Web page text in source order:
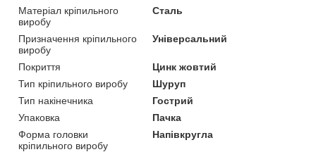
Матеріал кріпильного
виробу
Сталь
Призначення кріпильного
виробу
Універсальний
Покриття
Цинк жовтий
Тип кріпильного виробу
Шуруп
Тип накінечника
Гострий
Упаковка
Пачка
Форма головки
кріпильного виробу
Напівкругла